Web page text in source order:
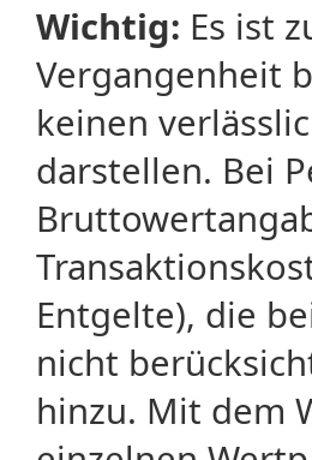
Wichtig: Es ist
Vergangenheit
keinen
darstellen. Bei
Entgelte), die
nicht
hinzu. Mit dem